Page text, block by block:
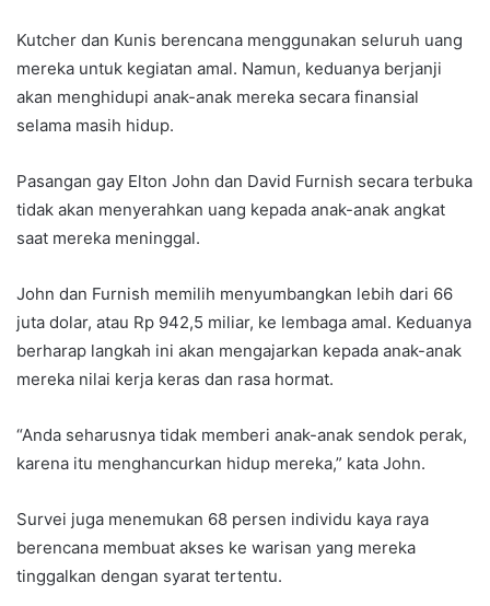
Kutcher dan Kunis berencana menggunakan seluruh uang
mereka untuk kegiatan amal. Namun, keduanya berjanji
akan menghidupi anak-anak mereka secara finansial
selama masih hidup.
Pasangan gay Elton John dan David Furnish secara terbuka
tidak akan menyerahkan uang kepada anak-anak angkat
saat mereka meninggal.
John dan Furnish memilih menyumbangkan lebih dari 66
juta dolar, atau Rp 942,5 miliar, ke lembaga amal. Keduanya
berharap langkah ini akan mengajarkan kepada anak-anak
mereka nilai kerja keras dan rasa hormat.
“Anda seharusnya tidak memberi anak-anak sendok perak,
karena itu menghancurkan hidup mereka,” kata John.
Survei juga menemukan 68 persen individu kaya raya
berencana membuat akses ke warisan yang mereka
tinggalkan dengan syarat tertentu.